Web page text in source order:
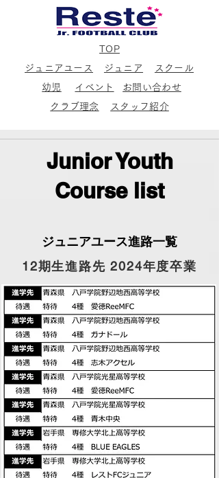
TOP
ジュニアユース
ジュニア
スクール
幼児
イベント
お問い合わせ
クラブ理念
スタッフ紹介
Junior Youth
Course list
ジュニアユース進路一覧
12期生進路先 2024年度卒業